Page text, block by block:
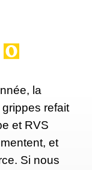
la
refait
et RVS
et
Si nous